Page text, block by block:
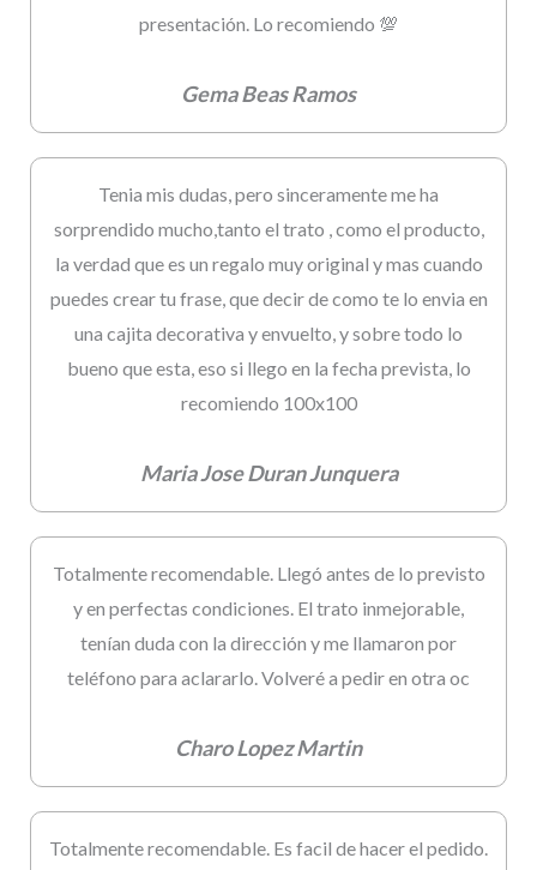
presentación. Lo recomiendo 💯
Gema Beas Ramos
Tenia mis dudas, pero sinceramente me ha
sorprendido mucho,tanto el trato , como el producto,
la verdad que es un regalo muy original y mas cuando
puedes crear tu frase, que decir de como te lo envia en
una cajita decorativa y envuelto, y sobre todo lo
bueno que esta, eso si llego en la fecha prevista, lo
recomiendo 100x100
Maria Jose Duran Junquera
Totalmente recomendable. Llegó antes de lo previsto
y en perfectas condiciones. El trato inmejorable,
tenían duda con la dirección y me llamaron por
teléfono para aclararlo. Volveré a pedir en otra oc
Charo Lopez Martin
Totalmente recomendable. Es facil de hacer el pedido.